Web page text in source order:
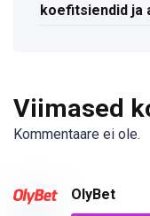
koefitsiendid ja
Viimased
Kommentaare ei ole.
OlyBet